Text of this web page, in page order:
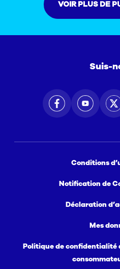
VOIR PLUS DE
Suis-
Conditions
Notification de
Déclaration
Mes
Politique de confidentialité